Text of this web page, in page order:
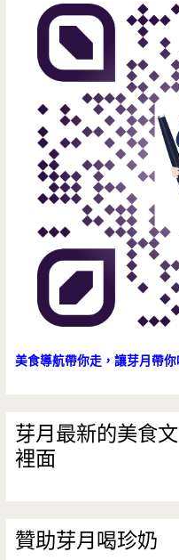
汁
花
夠
嗆
辣
美食導航帶你走，讓芽月帶
芽月最新的美食
裡面
贊助芽月喝珍奶